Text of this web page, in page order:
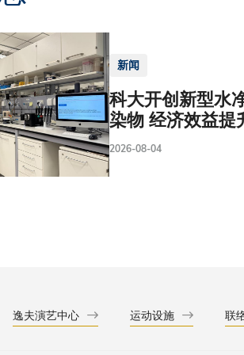
新闻
科大开创新型水
染物 经济效益提
2026-08-04
逸夫演艺中心 运动设施 联